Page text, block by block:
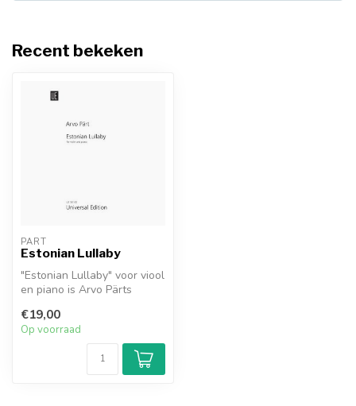
Recent bekeken
PÄRT
Estonian Lullaby
"Estonian Lullaby" voor viool
en piano is Arvo Pärts
...
€19,00
Op voorraad